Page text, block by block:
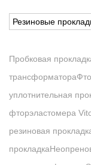
Резиновые
Пробковая
трансформатора
уплотнительная
фторэластомера
резиновая
прокладка